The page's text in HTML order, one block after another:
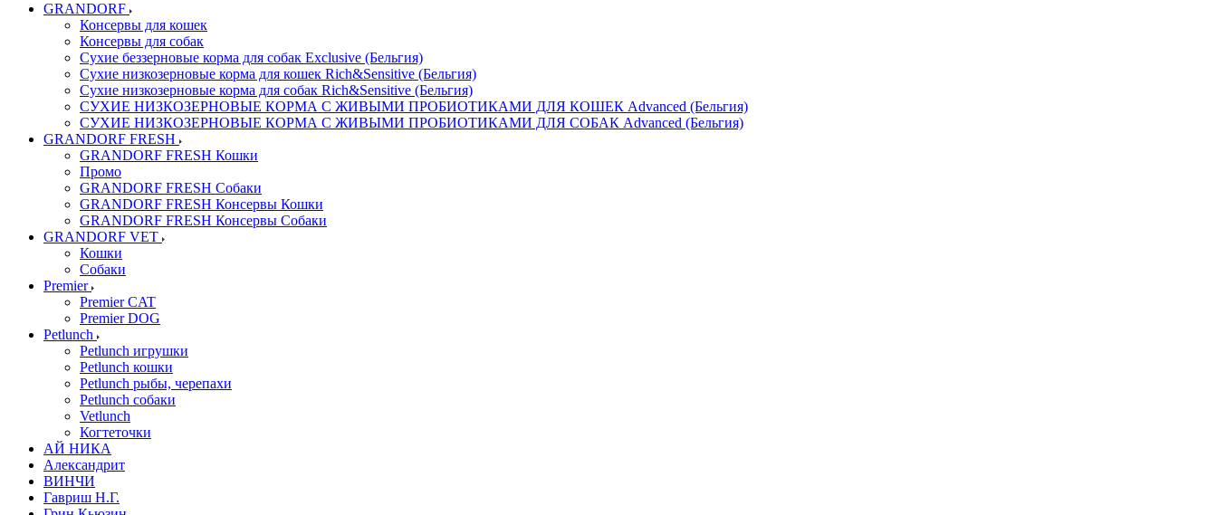
GRANDORF
Консервы для кошек
Консервы для собак
Сухие беззерновые корма для собак Exclusive (Бельгия)
Сухие низкозерновые корма для кошек Rich&Sensitive (Бельгия)
Сухие низкозерновые корма для собак Rich&Sensitive (Бельгия)
СУХИЕ НИЗКОЗЕРНОВЫЕ КОРМА С ЖИВЫМИ ПРОБИОТИКАМИ ДЛЯ КОШЕК Advanced (Бельгия)
СУХИЕ НИЗКОЗЕРНОВЫЕ КОРМА С ЖИВЫМИ ПРОБИОТИКАМИ ДЛЯ СОБАК Advanced (Бельгия)
GRANDORF FRESH
GRANDORF FRESH Кошки
Промо
GRANDORF FRESH Собаки
GRANDORF FRESH Консервы Кошки
GRANDORF FRESH Консервы Собаки
GRANDORF VET
Кошки
Собаки
Premier
Premier CAT
Premier DOG
Petlunch
Petlunch игрушки
Petlunch кошки
Petlunch рыбы, черепахи
Petlunch собаки
Vetlunch
Когтеточки
АЙ НИКА
Александрит
ВИНЧИ
Гавриш Н.Г.